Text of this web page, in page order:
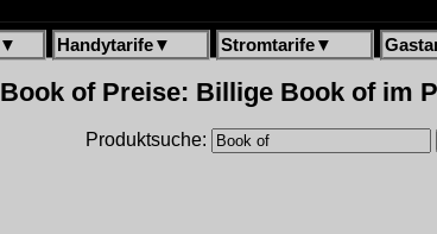
▼ Handytarife▼ Stromtarife▼
Book of Preise: Billige Book of im
Produktsuche: